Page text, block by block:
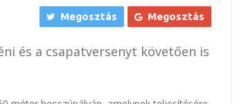
Megosztás Megosztás
és a csapatversenyt követően is